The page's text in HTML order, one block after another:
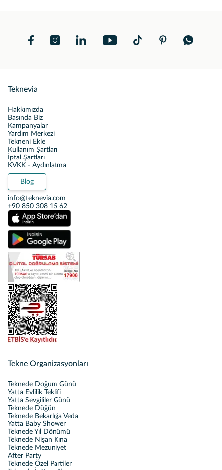
Teknevia
Hakkımızda
Basında Biz
Kampanyalar
Yardım Merkezi
Tekneni Ekle
Kullanım Şartları
İptal Şartları
KVKK - Aydınlatma
Blog
info@teknevia.com
+90 850 308 15 62
Tekne Organizasyonları
Teknede Doğum Günü
Yatta Evlilik Teklifi
Yatta Sevgililer Günü
Teknede Düğün
Teknede Bekarlığa Veda
Yatta Baby Shower
Teknede Yıl Dönümü
Teknede Nişan Kına
Teknede Mezuniyet
After Party
Teknede Özel Partiler